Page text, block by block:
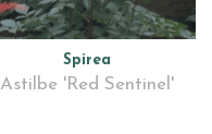
Spirea
Astilbe 'Red Sentinel'